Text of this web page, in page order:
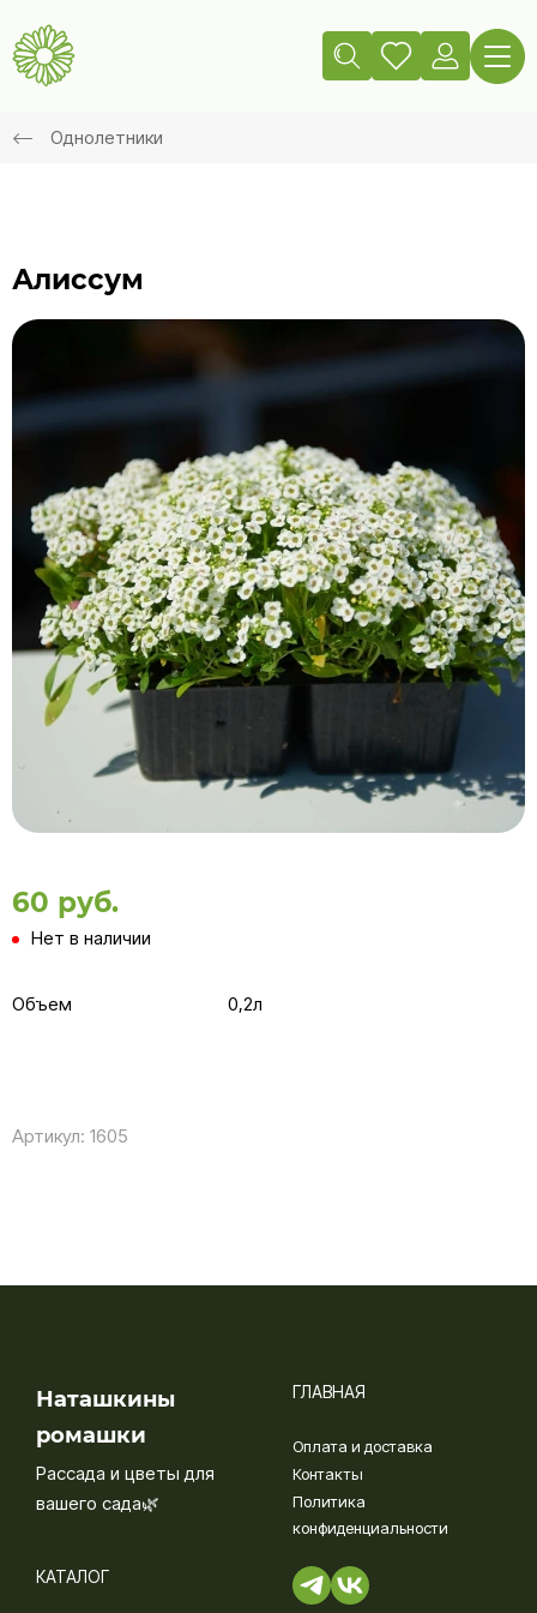
Однолетники
Алиссум
60 руб.
Нет в наличии
Объем 0,2л
Артикул: 1605
Наташкины
ромашки
Рассада и цветы для
вашего сада🌿
ГЛАВНАЯ
Оплата и доставка
Контакты
Политика
конфиденциальности
КАТАЛОГ